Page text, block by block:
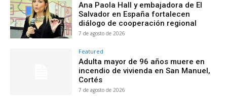
Ana Paola Hall y embajadora de El
Salvador en España fortalecen
diálogo de cooperación regional
7 de agosto de 2026
Featured
Adulta mayor de 96 años muere en
incendio de vivienda en San Manuel,
Cortés
7 de agosto de 2026